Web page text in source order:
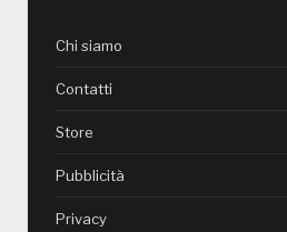
Chi siamo
Contatti
Store
Pubblicità
Privacy